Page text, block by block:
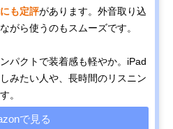
も定評があります。外音取り込
がら使うのもスムーズです。
パクトで装着感も軽やか。iPad
みたい人や、長時間のリスニン
。
で見る